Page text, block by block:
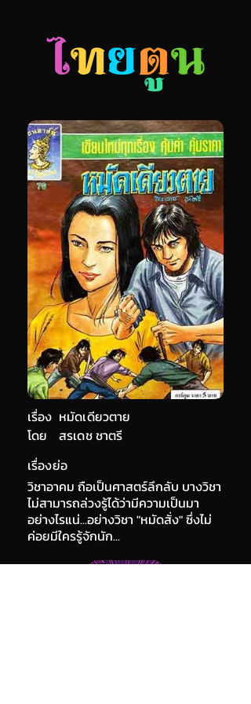
เรื่อง หมัดเดียวตาย
สรเดช ชาตรี
โดย
เรื่องย่อ
วิชาอาคม ถือเป็นศาสตร์ลึกลับ บางวิชา
ไม่สามารถล่วงรู้ได้ว่ามีความเป็นมา
อย่างไรแน่...อย่างวิชา "หมัดสั่ง" ซึ่งไม่
ค่อยมีใครรู้จักนัก...